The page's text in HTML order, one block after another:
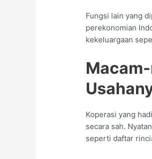
Fungsi lain yang
perekonomian
kekeluargaan
Koperasi yang
secara sah.
seperti daftar